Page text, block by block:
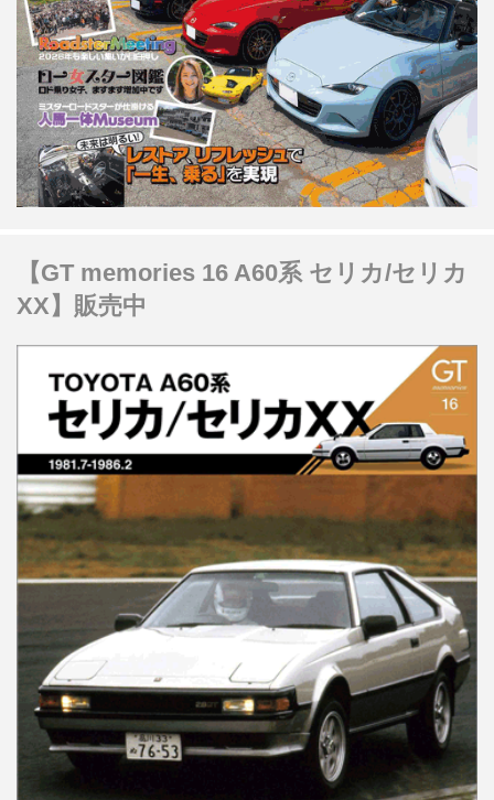
【GT memories 16 A60系 セリカ/セリカ
XX】販売中